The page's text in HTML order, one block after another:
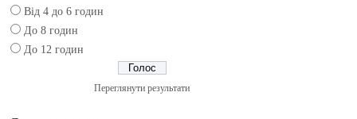
Від 4 до 6 годин
До 8 годин
До 12 годин
Переглянути результати